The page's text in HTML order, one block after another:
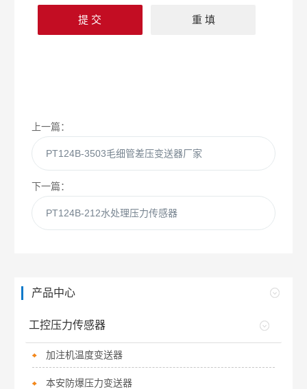
上一篇：
PT124B-3503毛细管差压变送器厂家
下一篇：
PT124B-212水处理压力传感器
产品中心
工控压力传感器
加注机温度变送器
本安防爆压力变送器